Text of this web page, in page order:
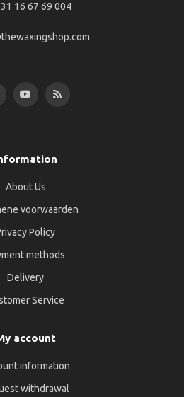
16 67 69 004
About Us
voorwaarden
Policy
methods
Delivery
Service
account
information
withdrawal